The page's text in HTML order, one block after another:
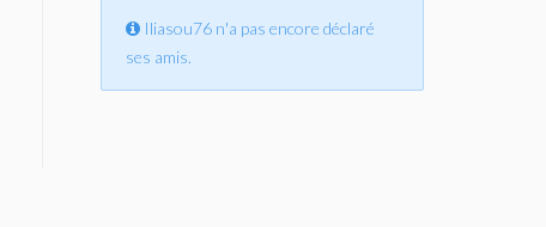
Iliasou76 n'a pas encore déclaré
ses amis.